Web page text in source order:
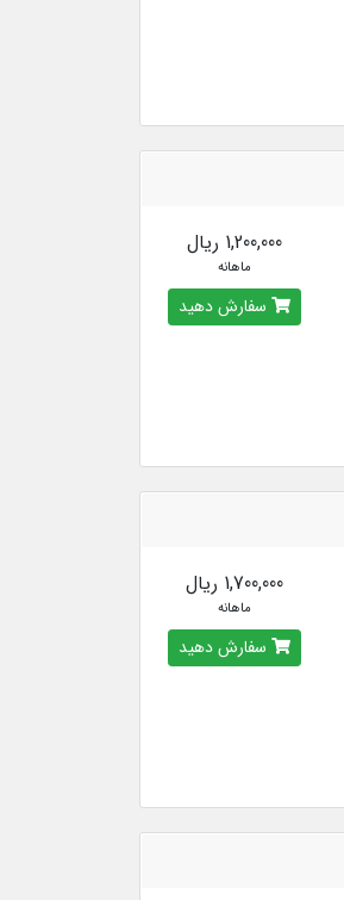
1,200,000 ریال
ماهانه
سفارش دهید
1,700,000 ریال
ماهانه
سفارش دهید